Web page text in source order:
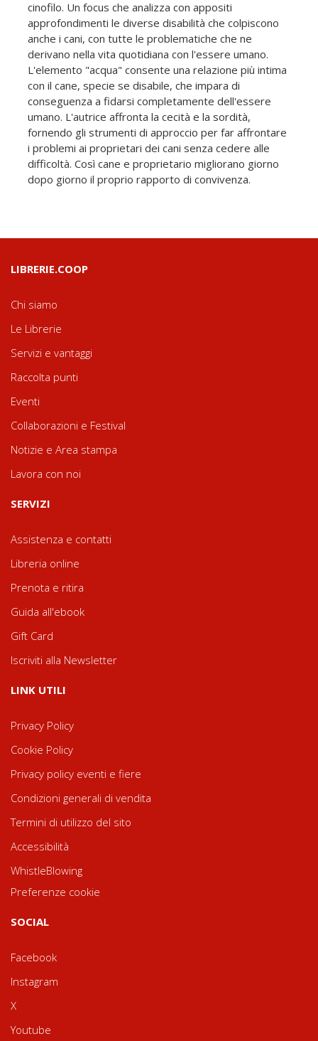
cinofilo. Un focus che analizza con appositi
approfondimenti le diverse disabilità che colpiscono
anche i cani, con tutte le problematiche che ne
derivano nella vita quotidiana con l'essere umano.
L'elemento "acqua" consente una relazione più intima
con il cane, specie se disabile, che impara di
conseguenza a fidarsi completamente dell'essere
umano. L'autrice affronta la cecità e la sordità,
fornendo gli strumenti di approccio per far affrontare
i problemi ai proprietari dei cani senza cedere alle
difficoltà. Così cane e proprietario migliorano giorno
dopo giorno il proprio rapporto di convivenza.
LIBRERIE.COOP
Chi siamo
Le Librerie
Servizi e vantaggi
Raccolta punti
Eventi
Collaborazioni e Festival
Notizie e Area stampa
Lavora con noi
SERVIZI
Assistenza e contatti
Libreria online
Prenota e ritira
Guida all'ebook
Gift Card
Iscriviti alla Newsletter
LINK UTILI
Privacy Policy
Cookie Policy
Privacy policy eventi e fiere
Condizioni generali di vendita
Termini di utilizzo del sito
Accessibilità
WhistleBlowing
Preferenze cookie
SOCIAL
Facebook
Instagram
X
Youtube